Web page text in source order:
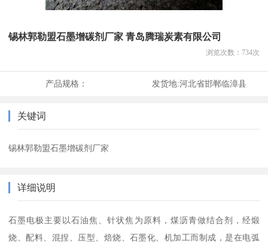
锡林郭勒盟石墨增碳剂厂家 青岛腾瑞炭素有限公司
浏览次数： 734次
产品规格： 发货地:河北省邯郸临漳县
关键词
锡林郭勒盟石墨增碳剂厂家
详细说明
石墨电极主要以石油焦、针状焦为原料，煤沥青做结合剂，经煅
烧、配料、混捏、压型、焙烧、石墨化、机加工而制成，是在电弧